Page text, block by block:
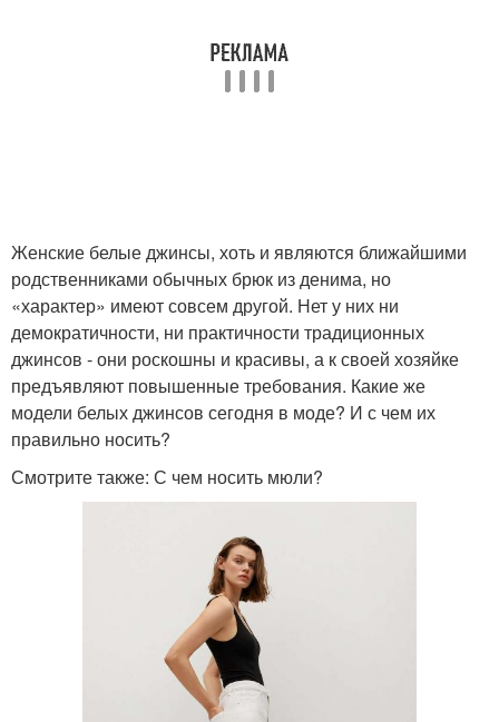
Женские белые джинсы, хоть и являются ближайшими
родственниками обычных брюк из денима, но
«характер» имеют совсем другой. Нет у них ни
демократичности, ни практичности традиционных
джинсов - они роскошны и красивы, а к своей хозяйке
предъявляют повышенные требования. Какие же
модели белых джинсов сегодня в моде? И с чем их
правильно носить?
Смотрите также: С чем носить мюли?